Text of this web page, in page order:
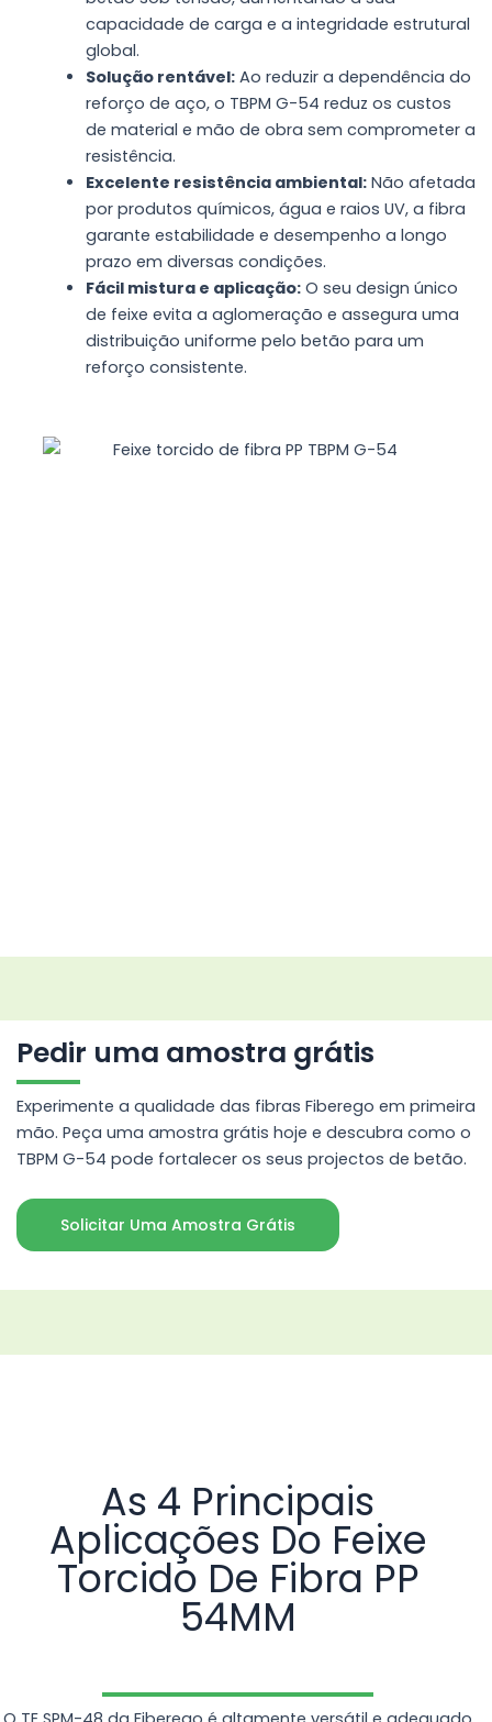
capacidade de carga e a integridade estrutural
global.
Solução rentável: Ao reduzir a dependência do
reforço de aço, o TBPM G-54 reduz os custos
de material e mão de obra sem comprometer a
resistência.
Excelente resistência ambiental: Não afetada
por produtos químicos, água e raios UV, a fibra
garante estabilidade e desempenho a longo
prazo em diversas condições.
Fácil mistura e aplicação: O seu design único
de feixe evita a aglomeração e assegura uma
distribuição uniforme pelo betão para um
reforço consistente.
Pedir uma amostra grátis
Experimente a qualidade das fibras Fiberego em primeira
mão. Peça uma amostra grátis hoje e descubra como o
TBPM G-54 pode fortalecer os seus projectos de betão.
Solicitar Uma Amostra Grátis
As 4 Principais
Aplicações Do Feixe
Torcido De Fibra PP
54MM